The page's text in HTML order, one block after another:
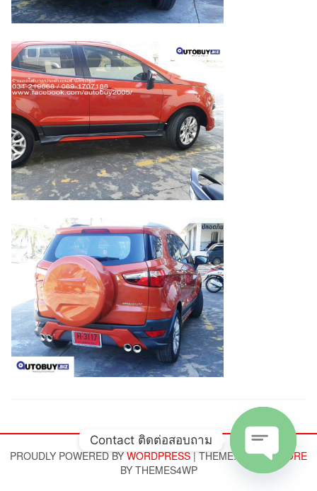
PROUDLY POWERED BYWORDPRESS | THEME:
ALPHA STORE
BY THEMES4WP
Contact ติดต่อสอบถาม